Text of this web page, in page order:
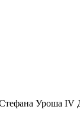
Стефана Уроша IV